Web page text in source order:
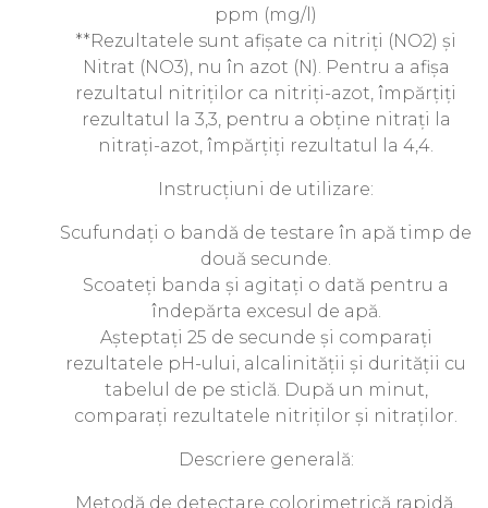
ppm (mg/l)
**Rezultatele sunt afișate ca nitriți (NO2) și
Nitrat (NO3), nu în azot (N). Pentru a afișa
rezultatul nitriților ca nitriți-azot, împărțiți
rezultatul la 3,3, pentru a obține nitrați la
nitrați-azot, împărțiți rezultatul la 4,4.
Instrucțiuni de utilizare:
Scufundați o bandă de testare în apă timp de
două secunde.
Scoateți banda și agitați o dată pentru a
îndepărta excesul de apă.
Așteptați 25 de secunde și comparați
rezultatele pH-ului, alcalinității și durității cu
tabelul de pe sticlă. După un minut,
comparați rezultatele nitriților și nitraților.
Descriere generală:
Metodă de detectare colorimetrică rapidă,